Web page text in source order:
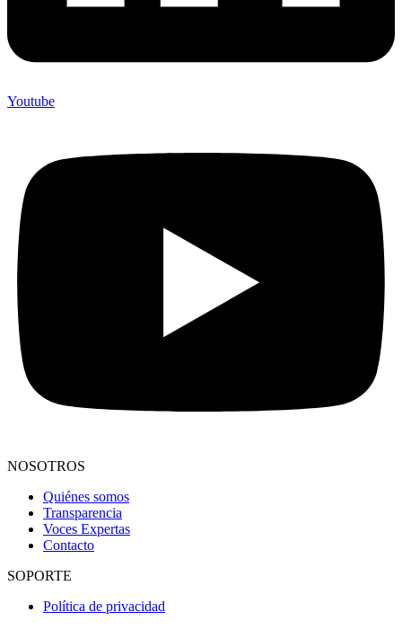
Youtube
NOSOTROS
Quiénes somos
Transparencia
Voces Expertas
Contacto
SOPORTE
Política de privacidad